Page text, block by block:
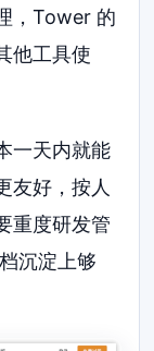
，Tower 的
他工具使
一天内就能
友好，按人
重度研发管
沉淀上够